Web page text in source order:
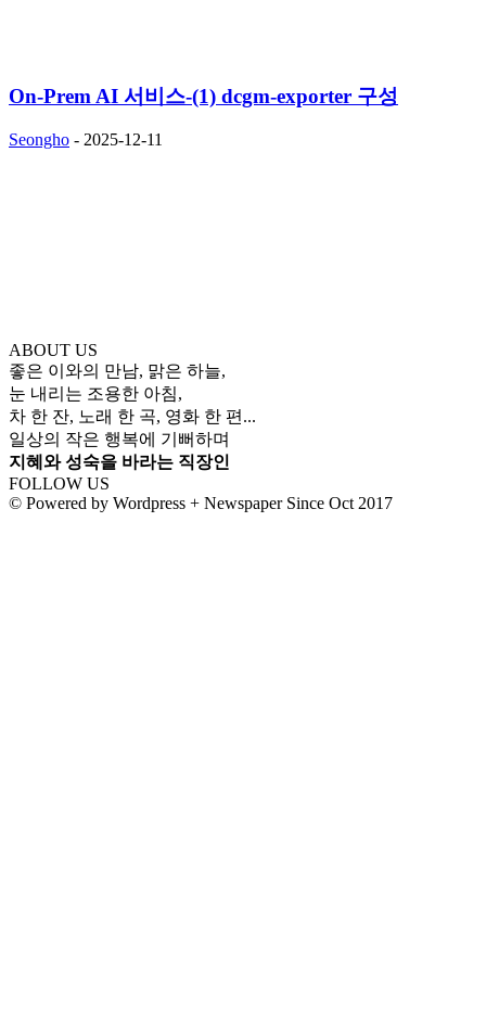
On-Prem AI 서비스-(1) dcgm-exporter 구성
Seongho - 2025-12-11
ABOUT US
좋은 이와의 만남, 맑은 하늘,
눈 내리는 조용한 아침,
차 한 잔, 노래 한 곡, 영화 한 편...
일상의 작은 행복에 기뻐하며
지혜와 성숙을 바라는 직장인
FOLLOW US
© Powered by Wordpress + Newspaper Since Oct 2017